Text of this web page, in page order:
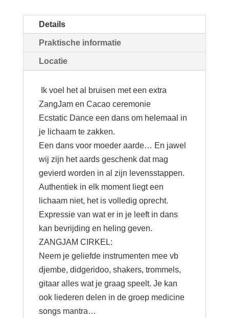
ZangJam
-
Cacao
2026
aantal
Details
Praktische informatie
Locatie
Ik voel het al bruisen met een extra
ZangJam en Cacao ceremonie
Ecstatic Dance een dans om helemaal in
je lichaam te zakken.
Een dans voor moeder aarde… En jawel
wij zijn het aards geschenk dat mag
gevierd worden in al zijn levensstappen.
Authentiek in elk moment liegt een
lichaam niet, het is volledig oprecht.
Expressie van wat er in je leeft in dans
kan bevrijding en heling geven.
ZANGJAM CIRKEL:
Neem je geliefde instrumenten mee vb
djembe, didgeridoo, shakers, trommels,
gitaar alles wat je graag speelt. Je kan
ook liederen delen in de groep medicine
songs mantra…